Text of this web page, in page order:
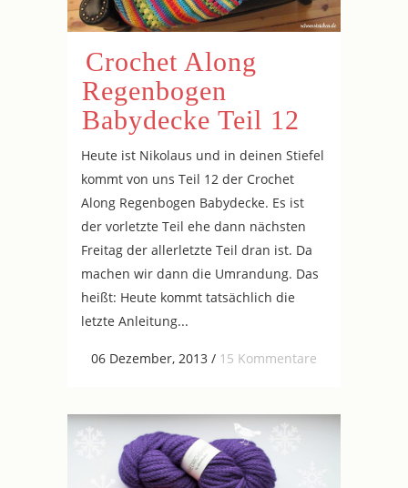
Crochet Along
Regenbogen
Babydecke Teil 12
Heute ist Nikolaus und in deinen Stiefel
kommt von uns Teil 12 der Crochet
Along Regenbogen Babydecke. Es ist
der vorletzte Teil ehe dann nächsten
Freitag der allerletzte Teil dran ist. Da
machen wir dann die Umrandung. Das
heißt: Heute kommt tatsächlich die
letzte Anleitung...
06 Dezember, 2013 / 15 Kommentare